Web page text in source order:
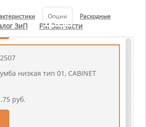
Опции
Расходные
ЗиП РМ Запчасти
низкая тип 01, CABINET
руб.